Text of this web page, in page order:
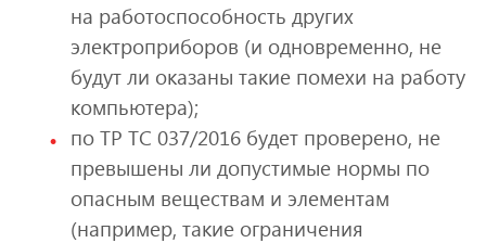
на работоспособность других
электроприборов (и одновременно, не
будут ли оказаны такие помехи на работу
компьютера);
по ТР ТС 037/2016 будет проверено, не
превышены ли допустимые нормы по
опасным веществам и элементам
(например, такие ограничения